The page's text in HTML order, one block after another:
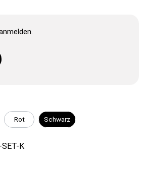
Rot Schwarz
SET-K